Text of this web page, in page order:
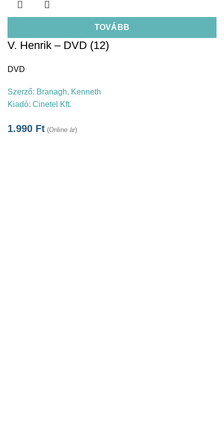
TOVÁBB
V. Henrik – DVD (12)
DVD
Szerző: Branagh, Kenneth
Kiadó: Cinetel Kft.
1.990 Ft (Online ár)